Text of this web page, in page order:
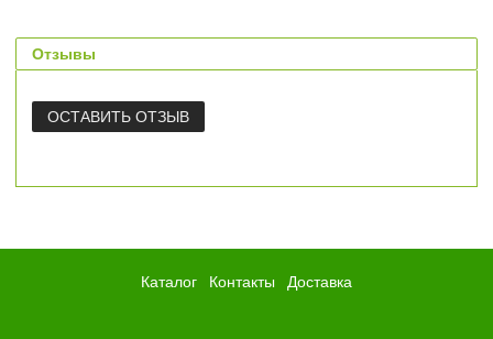
Отзывы
ОСТАВИТЬ ОТЗЫВ
Каталог Контакты Доставка